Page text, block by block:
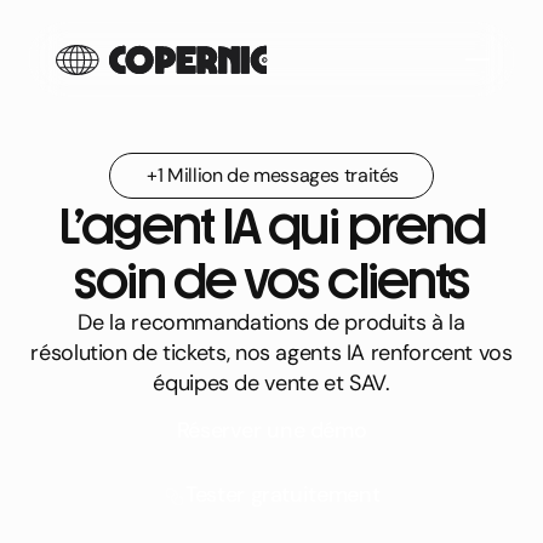
+1 Million de messages traités
L’agent IA qui prend
soin de vos clients
De la recommandations de produits à la
résolution de tickets, nos agents IA renforcent vos
équipes de vente et SAV.